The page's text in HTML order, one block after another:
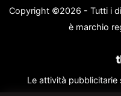
Copyright ©2026 - Tutti i
è marchio
Le attività